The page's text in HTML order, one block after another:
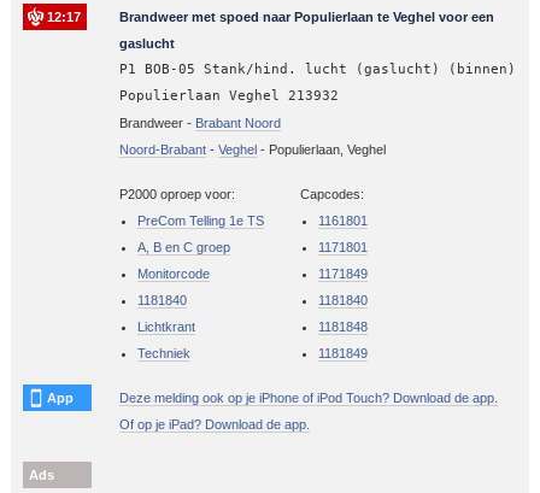
12:17
Brandweer met spoed naar Populierlaan te Veghel voor een
gaslucht
P1 BOB-05 Stank/hind. lucht (gaslucht) (binnen)
Populierlaan Veghel 213932
Brandweer - Brabant Noord
Noord-Brabant- Veghel- Populierlaan, Veghel
P2000 oproep voor:
PreCom Telling 1e TS
A, B en C groep
Monitorcode
1181840
Lichtkrant
Techniek
Capcodes:
1161801
1171801
1171849
1181840
1181848
1181849
App
Deze melding ook op je iPhone of iPod Touch? Download de app.
Of op je iPad? Download de app.
Ads